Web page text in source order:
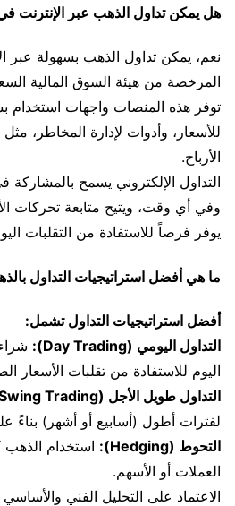
هل يمكن تداول الذهب عبر الإنترنت
نعم، يمكن تداول الذهب بسهولة عبر
المرخصة من هيئة السوق المالية
توفر هذه المنصات واجهات استخدام
للأسعار، وأدوات لإدارة المخاطر،
الأرباح.
التداول الإلكتروني يسمح
وفي أي وقت، ويتيح متابعة تحركات
يوفر فرصاً للاستفادة من التقلبات
ما هي أفضل استراتيجيات التداول
أفضل استراتيجيات التداول تشمل:
التداول اليومي (Day Trading):
اليوم للاستفادة من تقلبات الأسعار
التداول طويل الأجل (Swing Trading):
لفترات أطول (أسابيع أو أشهر) بناءً
التحوط (Hedging):
استخدام الذهب
العملات أو الأسهم.
الاعتماد على التحليل الفني